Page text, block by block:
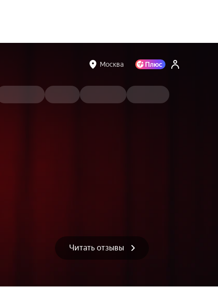
Москва
Читать отзывы